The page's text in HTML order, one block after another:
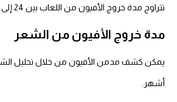
تتراوح مدة خروج الأفيون من اللعاب بين 24 إلى 36 ساعة.
مدة خروج الأفيون من الشعر
أشهر.